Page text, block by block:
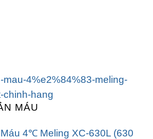
MÁU
4℃ Meling XC-630L (630